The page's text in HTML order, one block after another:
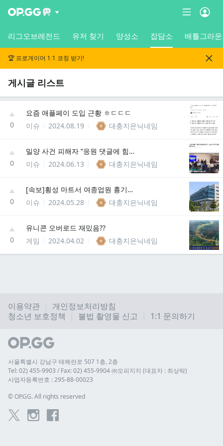
리그오브레전드 유저 찾기 양성소 잡담소 배틀그라
🏆 프로게이머 1:1 코칭 받기!
게시글 리스트
0
요즘 애플페이 도입 근황 ㅎㄷㄷㄷ
이슈
2024.08.19 대충지은닉네임
0
밀양 사건 피해자 “응원 댓글에 힘이 나…관심 꺼지지 않았으면”
이슈
2024.06.13 대충지은닉네임
0
[속보]횡성 마트서 여종업원 흉기로 찌른 20대 구속
이슈
2024.05.28 대충지은닉네임
0
유니콘 오버로드 재밌음??
게임
2024.04.02 대충지은닉네임
이용약관
개인정보처리방침
청소년 보호정책
불법 촬영물 신고 1:1 문의하기
서울특별시 강남구 테헤란로 507 1층, 2층
Tel: 02) 455-9903 / Fax: 02) 455-9904 ㈜오피지지 (대표자 : 최상락)
사업자등록번호 : 295-88-00023
© OP.GG. All rights reserved